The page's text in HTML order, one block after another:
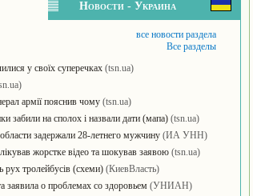
Новости - Украина
все новости раздела
Все разделы
у своїх суперечках (tsn.ua)
армії пояснив чому (tsn.ua)
забили на сполох і назвали дати (мапа) (tsn.ua)
задержали 28-летнего мужчину (ИА УНН)
жорстке відео та шокував заявою (tsn.ua)
рух тролейбусів (схеми) (КиевВласть)
заявила о проблемах со здоровьем (УНИАН)